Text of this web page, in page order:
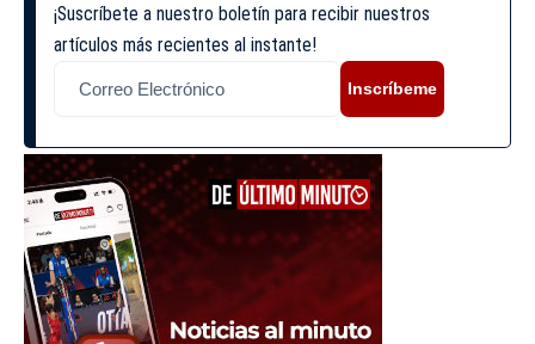
¡Suscríbete a nuestro boletín para recibir nuestros
artículos más recientes al instante!
Inscríbeme